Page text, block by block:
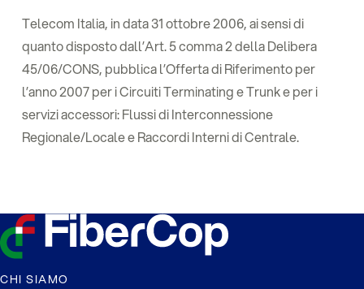
Telecom Italia, in data 31 ottobre 2006, ai sensi di
quanto disposto dall’Art. 5 comma 2 della Delibera
45/06/CONS, pubblica l’Offerta di Riferimento per
l’anno 2007 per i Circuiti Terminating e Trunk e per i
servizi accessori: Flussi di Interconnessione
Regionale/Locale e Raccordi Interni di Centrale.
CHI SIAMO